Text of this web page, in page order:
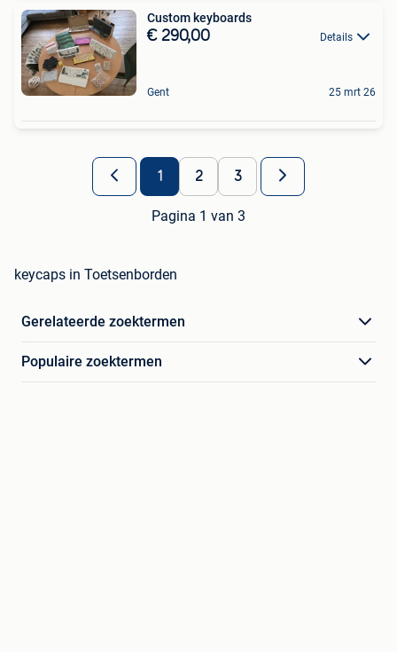
Custom keyboards
€ 290,00 Details
Gent 25 mrt 26
1 2 3
Pagina 1 van 3
keycaps in Toetsenborden
Gerelateerde zoektermen
Populaire zoektermen